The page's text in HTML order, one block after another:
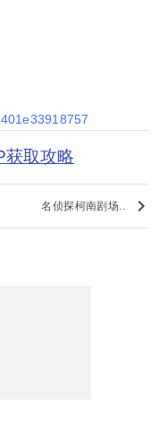
获取攻略
名侦探柯南剧场.. keyboard_arrow_right